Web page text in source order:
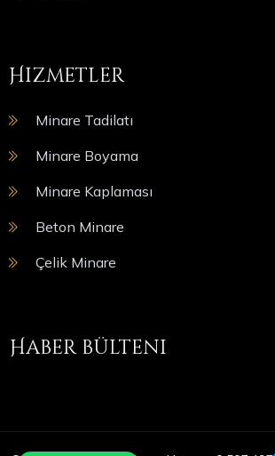
Hizmetler
Minare Tadilatı
Minare Boyama
Minare Kaplaması
Beton Minare
Çelik Minare
Haber bülteni